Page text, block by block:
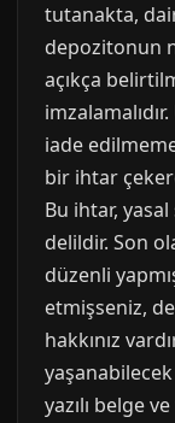
tutanakta,
depozitonun
açıkça
iade
bir ihtar
Bu ihtar,
delildir. Son
düzenli
etmişseniz,
hakkınız
yazılı belge